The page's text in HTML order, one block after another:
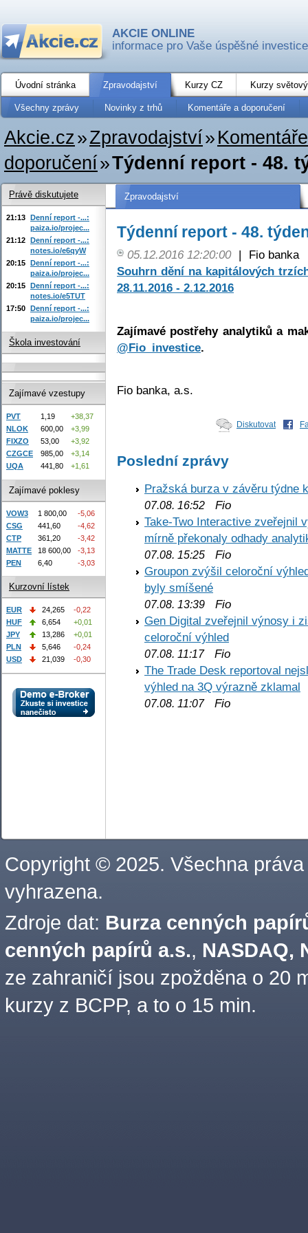
AKCIE ONLINE
informace pro Vaše úspěšné investice
Úvodní stránka Zpravodajství Kurzy CZ Kurzy
Všechny zprávy Novinky z trhů Komentáře a doporučení
Akcie.cz»Zpravodajství»
doporučení»Týdenní report - 48.
Zpravodajství
Týdenní report - 48.
05.12.2016 12:20:00 |
Fio banka
Souhrn dění na kapitálových
28.11.2016 - 2.12.2016
Zajímavé postřehy analytiků a
@Fio_investice.
Fio banka, a.s.
Diskutovat
Poslední zprávy
Pražská burza v závěru týdne
07.08. 16:52 Fio
Take-Two Interactive zveřejnil
mírně překonaly odhady
07.08. 15:25 Fio
Groupon zvýšil celoroční
byly smíšené
07.08. 13:39 Fio
Gen Digital zveřejnil výnosy i
celoroční výhled
07.08. 11:17Fio
The Trade Desk reportoval
výhled na 3Q výrazně zklamal
07.08. 11:07Fio
Právě diskutujete
21:13 Denní report -...:
paiza.io/projec...
21:12 Denní report -...:
notes.io/e6qyW
20:15 Denní report -...:
paiza.io/projec...
20:15 Denní report -...:
notes.io/e5TUT
17:50 Denní report -...:
paiza.io/projec...
Škola investování
Zajímavé vzestupy
PVT 1,19
+38,37
NLOK
600,00
+3,99
FIXZO
53,00
+3,92
CZGCE
985,00
+3,14
UQA
441,80 +1,61
Zajímavé poklesy
VOW3 1 800,00
-5,06
CSG
441,60
-4,62
CTP
361,20
-3,42
MATTE
18 600,00
-3,13
PEN
6,40 -3,03
Kurzovní lístek
EUR 24,265
-0,22
HUF
6,654
+0,01
JPY
13,286
+0,01
PLN
5,646
-0,24
USD
21,039 -0,30
Copyright © 2025. Všechna práva
vyhrazena.
Zdroje dat: Burza cenných
cenných papírů a.s., NASDAQ,
ze zahraničí jsou zpožděna o 20
kurzy z BCPP, a to o 15 min.